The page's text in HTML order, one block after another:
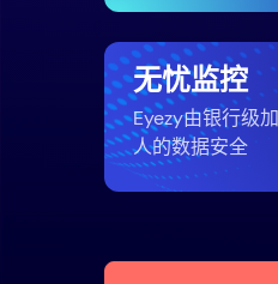
无忧监控
Eyezy由银行级
人的数据安全